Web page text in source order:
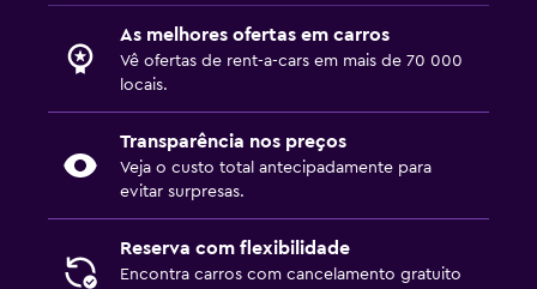
As melhores ofertas em carros
Vê ofertas de rent-a-cars em mais de 70 000
locais.
Transparência nos preços
Veja o custo total antecipadamente para
evitar surpresas.
Reserva com flexibilidade
Encontra carros com cancelamento gratuito